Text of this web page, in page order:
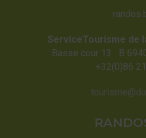
ServiceTourisme de
Basse cour 13 B
+32(0)86